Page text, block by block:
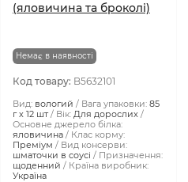
(яловичина та броколі)
Немає в наявності
Код товару: B5632101
Вид: вологий Вага упаковки: 85
г х 12 шт
Вік: Для дорослих
Основне джерело білка:
яловичина
Клас корму:
Преміум
Вид консерви:
шматочки в соусі
Призначення:
щоденний
Країна виробник:
Україна